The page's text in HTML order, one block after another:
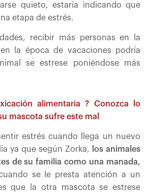
quieto, estaría indicando que
etapa de estrés.
recibir más personas en la
la época de vacaciones podría
se estrese poniéndose más
alimentaria ? Conozca lo
mascota sufre este mal
estrés cuando llega un nuevo
ya que según Zorka, los animales
de su familia como una manada,
se le presta atención a un
que la otra mascota se estrese